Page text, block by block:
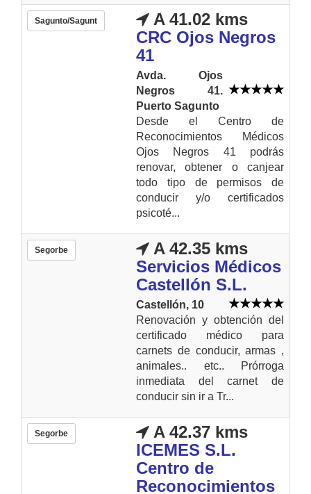
Sagunto/Sagunt
A 41.02 kms
CRC Ojos Negros
41
Avda. Ojos
Negros 41.
Puerto Sagunto
Desde el Centro de
Reconocimientos Médicos
Ojos Negros 41 podrás
renovar, obtener o canjear
todo tipo de permisos de
conducir y/o certificados
psicoté...
Segorbe
A 42.35 kms
Servicios Médicos
Castellón S.L.
Castellón, 10
Renovación y obtención del
certificado médico para
carnets de conducir, armas ,
animales.. etc.. Prórroga
inmediata del carnet de
conducir sin ir a Tr...
Segorbe
A 42.37 kms
ICEMES S.L.
Centro de
Reconocimientos